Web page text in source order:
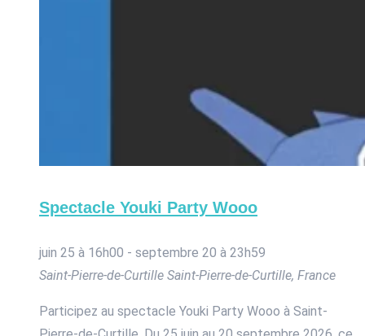
Spectacle Youki Party Wooo
juin 25 à 16h00 - septembre 20 à 23h59
Saint-Pierre-de-Curtille Saint-Pierre-de-Curtille, France
Participez au spectacle Youki Party Wooo à Saint-